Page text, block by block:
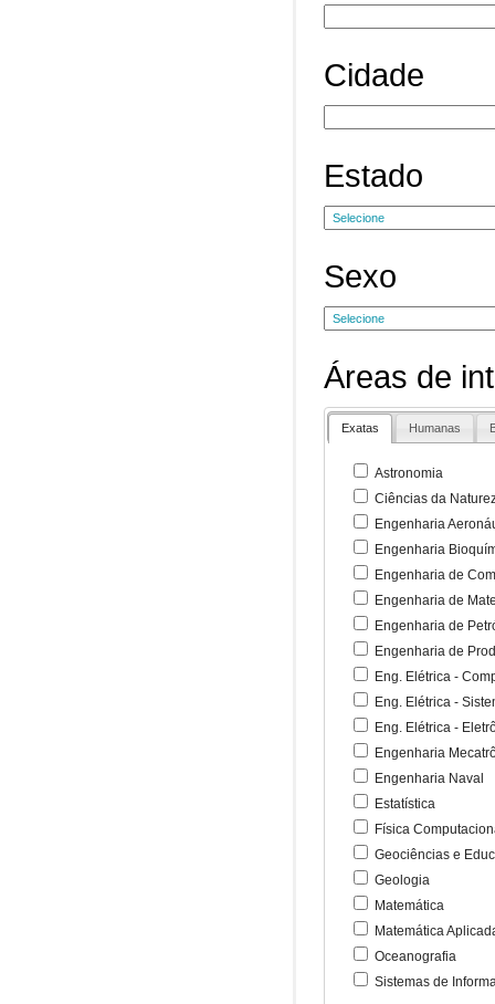
Cidade
Estado
Sexo
Áreas de
Exatas Humanas
Astronomia
Ciências da
Engenharia
Engenharia
Engenharia de
Engenharia de
Engenharia de
Engenharia de
Eng. Elétrica -
Eng. Elétrica -
Eng. Elétrica -
Engenharia
Engenharia Naval
Estatística
Física
Geociências e
Geologia
Matemática
Matemática
Oceanografia
Sistemas de